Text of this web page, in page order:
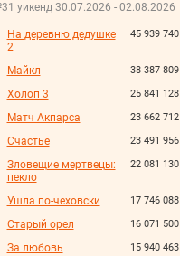
уикенд 30.07.2026 - 02.08.2026
45 939 740
На деревню дедушке
2
38 387 809
Майкл
25 841 128
Холоп 3
23 662 712
Матч Акпарса
23 491 956
Счастье
22 081 130
Зловещие мертвецы:
пекло
17 746 088
Ушла по-чеховски
16 071 500
Старый орел
15 940 463
За любовь